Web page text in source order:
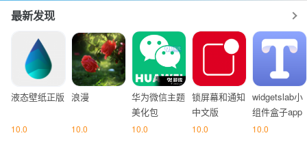
最新发现
液态壁纸正版
10.0
浪漫
10.0
华为微信主题
美化包
10.0
锁屏幕和通知
中文版
10.0
widgetslab小
组件盒子app
10.0